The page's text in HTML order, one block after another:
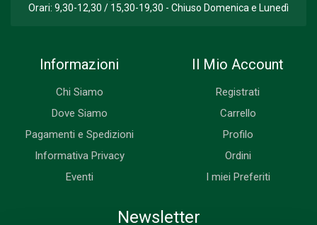
Orari: 9,30-12,30 / 15,30-19,30 - Chiuso Domenica e Lunedì
Informazioni
Chi Siamo
Dove Siamo
Pagamenti e Spedizioni
Informativa Privacy
Eventi
Il Mio Account
Registrati
Carrello
Profilo
Ordini
I miei Preferiti
Newsletter